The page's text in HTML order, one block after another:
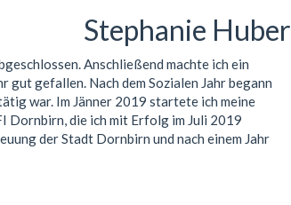
Stephanie Huber
Anschließend machte ich ein
gut gefallen. Nach dem Sozialen Jahr begann
war. Im Jänner 2019 startete ich meine
Dornbirn, die ich mit Erfolg im Juli 2019
der Stadt Dornbirn und nach einem Jahr